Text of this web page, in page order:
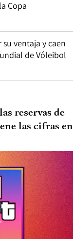
Copa
ventaja y caen
de Vóleibol
reservas de
las cifras en